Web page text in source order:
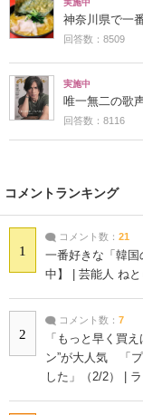
実施中
神奈川県で一
回答数：8509
実施中
唯一無二の歌
回答数：8116
コメントランキング
1
コメント数： 21
一番好きな「韓
中】 | 芸能人 ね
2
コメント数： 7
「もっと早く買
ン”が大人気 「プ
した」（2/2） |